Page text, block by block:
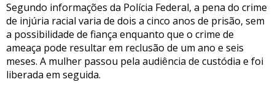
Segundo informações da Polícia Federal, a pena do crime
de injúria racial varia de dois a cinco anos de prisão, sem
a possibilidade de fiança enquanto que o crime de
ameaça pode resultar em reclusão de um ano e seis
meses. A mulher passou pela audiência de custódia e foi
liberada em seguida.